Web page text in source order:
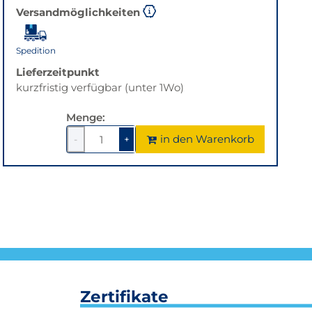
Versandmöglichkeiten
Spedition
Lieferzeitpunkt
kurzfristig verfügbar (unter 1Wo)
Menge:
-
1
um
1
+
1
um
1
in den Warenkorb
Zertifikate